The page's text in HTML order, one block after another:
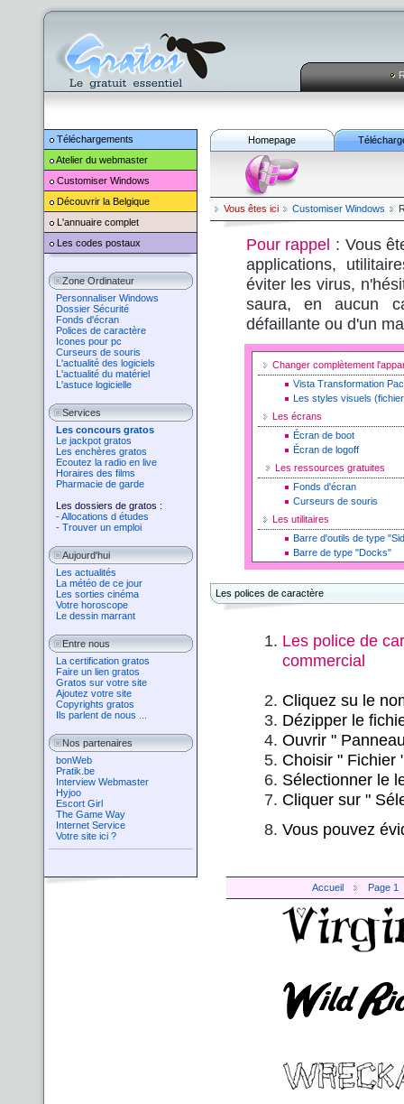
Téléchargements
Atelier du webmaster
Customiser Windows
Découvrir la Belgique
L'annuaire complet
Les codes postaux
Zone Ordinateur
Personnaliser Windows
Dossier Sécurité
Fonds d'écran
Polices de caractère
Icones pour pc
Curseurs de souris
L'actualité des logiciels
L'actualité du matériel
L'astuce logicielle
Services
Les concours gratos
Le jackpot gratos
Les enchères gratos
Ecoutez la radio en live
Horaires des films
Pharmacie de garde
Les dossiers de gratos :
- Allocations d études
- Trouver un emploi
Aujourd'hui
Les actualités
La météo de ce jour
Les sorties cinéma
Votre horoscope
Le dessin marrant
Entre nous
La certification gratos
Faire un lien gratos
Gratos sur votre site
Ajoutez votre site
Copyrights gratos
Ils parlent de nous ...
Nos partenaires
bonWeb
Pratik.be
Interview Webmaster
Hyjoo
Escort Girl
The Game Way
Internet Service
Votre site ici ?
Homepage
Vous êtes ici Customiser Windows
Pour rappel : Vous
applications,
éviter les virus,
saura, en aucun
défaillante ou d'un
Changer complètement
Vista Transformation
Les styles visuels
Les écrans
Écran de boot
Écran de logoff
Les ressources gratuites
Fonds d'écran
Curseurs de souris
Les utilitaires
Barre d'outils de type
Barre de type "Docks"
Les polices de caractère
Les police de
commercial
Cliquez su le
Dézipper le
Ouvrir " P
Choisir " Fichier
Sélectionner le
Cliquer sur "
Vous pouvez
Accueil Page 1